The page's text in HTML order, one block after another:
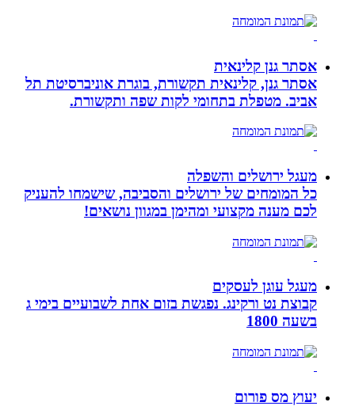
אסתר גנן קלינאית
אסתר גנן, קלינאית תקשורת, בוגרת אוניברסיטת תל
אביב. מטפלת בתחומי לקות שפה ותקשורת.
מעגל ירושלים והשפלה
כל המומחים של ירושלים והסביבה, שישמחו להעניק
לכם מענה מקצועי ומהימן במגוון נושאים!
מעגל עוגן לעסקים
קבוצת נט ורקינג. נפגשת בזום אחת לשבועיים בימי ג
בשעה 1800
יעוץ מס פורום